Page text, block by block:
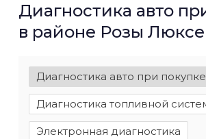
Диагностика авто
в районе Розы
Диагностика авто при покупке
Диагностика топливной
Электронная диагностика